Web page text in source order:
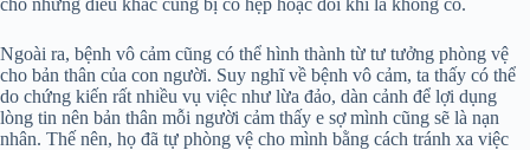
cho những điều khác cũng bị co hẹp hoặc đôi khi là không có.
Ngoài ra, bệnh vô cảm cũng có thể hình thành từ tư tưởng phòng vệ
cho bản thân của con người. Suy nghĩ về bệnh vô cảm, ta thấy có thể
do chứng kiến rất nhiều vụ việc như lừa đảo, dàn cảnh để lợi dụng
lòng tin nên bản thân mỗi người cảm thấy e sợ mình cũng sẽ là nạn
nhân. Thế nên, họ đã tự phòng vệ cho mình bằng cách tránh xa việc